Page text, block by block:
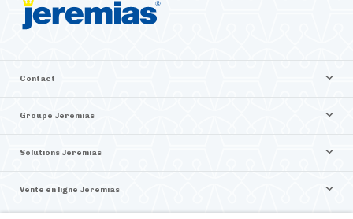
Contact
Groupe Jeremias
Solutions Jeremias
Vente en ligne Jeremias